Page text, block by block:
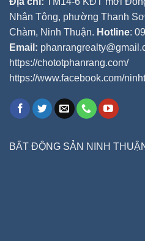
Nhân Tông, phường Thanh
Chàm, Ninh Thuận. Hotline:
Email:
https://chototphanrang.com/
https://www.facebook.com/
BẤT ĐỘNG SẢN NINH